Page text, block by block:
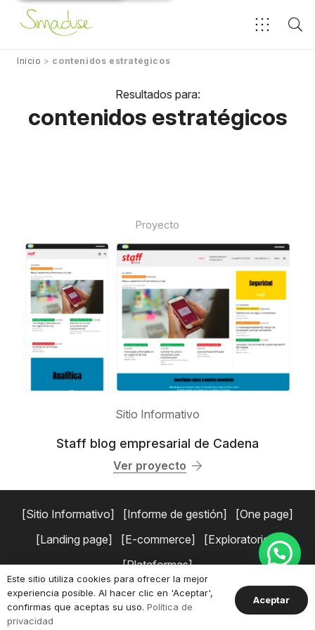
Inicio > contenidos estratégicos
Resultados para:
contenidos estratégicos
Proyecto
Sitio Informativo
Staff blog empresarial de Cadena
Ver proyecto
Sitio Informativo Informe de gestión
One page
Landing page
E-commerce
Exploratorios
Plataformas
Copyright © 2026 Simaduse. Políticas de privacidad
Términos y
Este sitio utiliza cookies para ofrecer la mejor
experiencia posible. Al hacer clic en 'Aceptar',
confirmas que aceptas su uso. Política de
privacidad
Aceptar